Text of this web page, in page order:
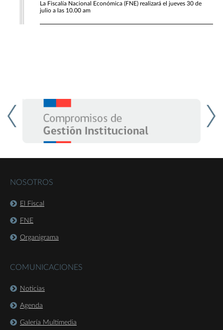
La Fiscalía Nacional Económica (FNE) realizará el jueves 30 de
julio a las 10.00 am
NOSOTROS
El Fiscal
FNE
Organigrama
COMUNICACIONES
Noticias
Agenda
Galería Multimedia